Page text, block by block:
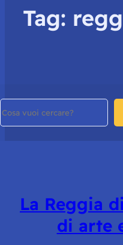
Tag:
La Reggia
di arte